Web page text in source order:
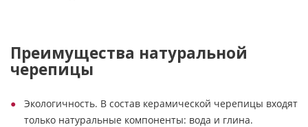
Преимущества натуральной
черепицы
Экологичность. В состав керамической черепицы входят
только натуральные компоненты: вода и глина.